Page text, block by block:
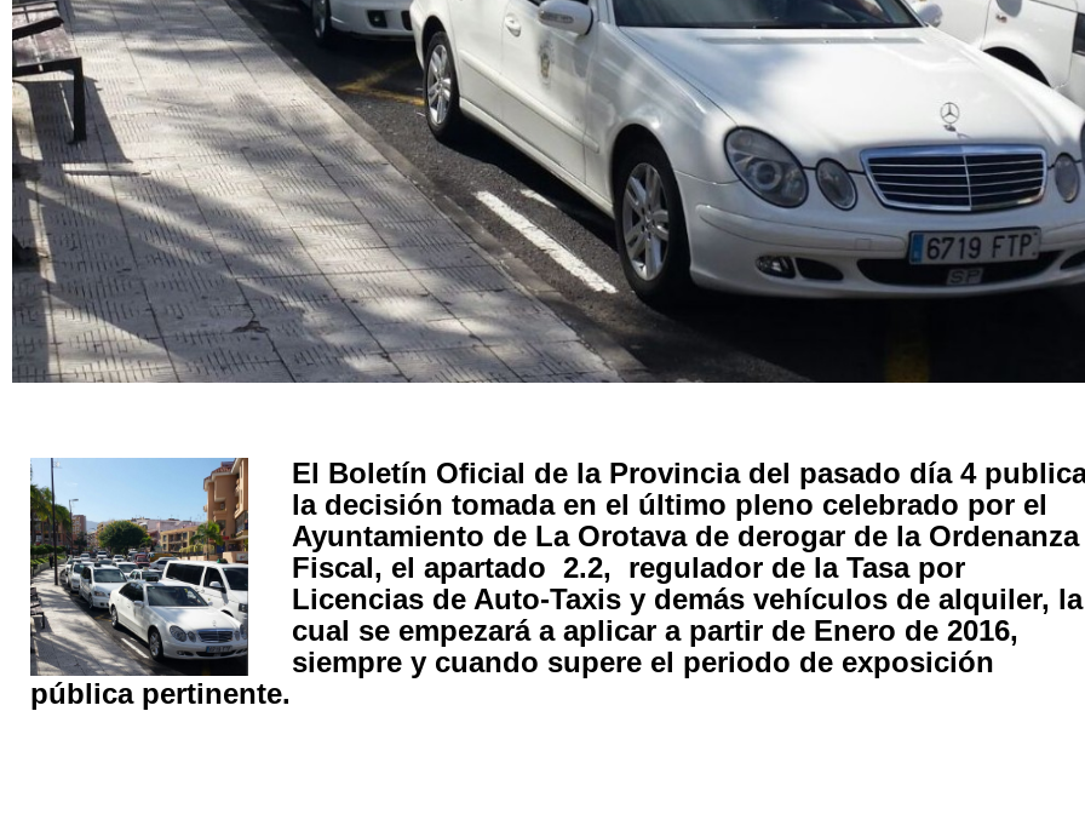
El Boletín Oficial de la Provincia del pasado día 4
la decisión tomada en el último pleno celebrado por el
Ayuntamiento de La Orotava de derogar de la Ordenanza
Fiscal, el apartado 2.2, regulador de la Tasa por
Licencias de Auto-Taxis y demás vehículos de alquiler, la
cual se empezará a aplicar a partir de Enero de 2016,
siempre y cuando supere el periodo de exposición
pública pertinente.